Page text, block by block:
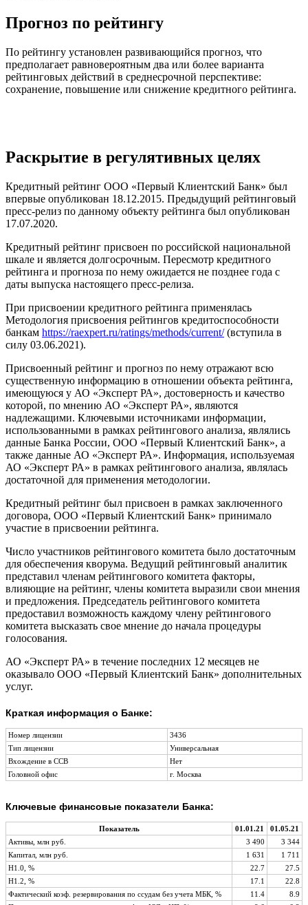
Краткая информация о Банке:
Номер лицензии
3436
Тип лицензии
Универсальная
Вхождение в ССВ
Нет
Головной офис
г. Москва
Ключевые финансовые показатели Банка:
Показатель 01.01.21
01.05.21
Активы, млн руб.
3 490
3 344
Капитал, млн руб.
1 631
1 711
Н1.0, %
22.7
27.5
Н1.2, %
17.1
22.8
Фактический коэф. резервирования по ссудам без учета МБК, %
11.4
8.9
Прогноз по рейтингу
По рейтингу установлен развивающийся прогноз, что
предполагает равновероятным два или более варианта
рейтинговых действий в среднесрочной перспективе:
сохранение, повышение или снижение кредитного рейтинга.
Раскрытие в регулятивных целях
Кредитный рейтинг ООО «Первый Клиентский Банк» был
впервые опубликован 18.12.2015. Предыдущий рейтинговый
пресс-релиз по данному объекту рейтинга был опубликован
17.07.2020.
Кредитный рейтинг присвоен по российской национальной
шкале и является долгосрочным. Пересмотр кредитного
рейтинга и прогноза по нему ожидается не позднее года с
даты выпуска настоящего пресс-релиза.
При присвоении кредитного рейтинга применялась
Методология присвоения рейтингов кредитоспособности
банкам https://raexpert.ru/ratings/methods/current/(вступила в
силу 03.06.2021).
Присвоенный рейтинг и прогноз по нему отражают всю
существенную информацию в отношении объекта рейтинга,
имеющуюся у АО «Эксперт РА», достоверность и качество
которой, по мнению АО «Эксперт РА», являются
надлежащими. Ключевыми источниками информации,
использованными в рамках рейтингового анализа, являлись
данные Банка России, ООО «Первый Клиентский Банк», а
также данные АО «Эксперт РА». Информация, используемая
АО «Эксперт РА» в рамках рейтингового анализа, являлась
достаточной для применения методологии.
Кредитный рейтинг был присвоен в рамках заключенного
договора, ООО «Первый Клиентский Банк» принимало
участие в присвоении рейтинга.
Число участников рейтингового комитета было достаточным
для обеспечения кворума. Ведущий рейтинговый аналитик
представил членам рейтингового комитета факторы,
влияющие на рейтинг, члены комитета выразили свои мнения
и предложения. Председатель рейтингового комитета
предоставил возможность каждому члену рейтингового
комитета высказать свое мнение до начала процедуры
голосования.
АО «Эксперт РА» в течение последних 12 месяцев не
оказывало ООО «Первый Клиентский Банк» дополнительных
услуг.